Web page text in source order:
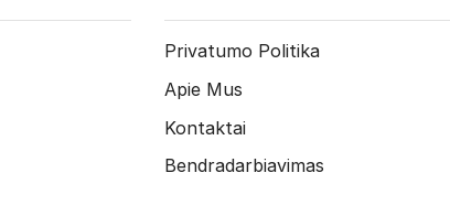
Privatumo Politika
Apie Mus
Kontaktai
Bendradarbiavimas